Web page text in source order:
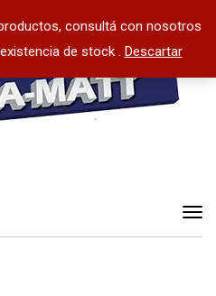
consultá con nosotros
de stock . Descartar